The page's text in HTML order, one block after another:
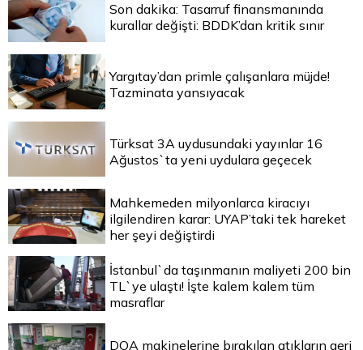
Son dakika: Tasarruf finansmanında
kurallar değişti: BDDK’dan kritik sınır
Yargıtay’dan primle çalışanlara müjde!
Tazminata yansıyacak
Türksat 3A uydusundaki yayınlar 16
Ağustos`ta yeni uydulara geçecek
Mahkemeden milyonlarca kiracıyı
ilgilendiren karar: UYAP’taki tek hareket
her şeyi değiştirdi
İstanbul`da taşınmanın maliyeti 200 bin
TL`ye ulaştı! İşte kalem kalem tüm
masraflar
DOA makinelerine bırakılan atıkların geri